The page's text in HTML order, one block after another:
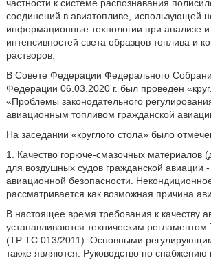
частности к системе распознавания
соединений в авиатопливе, использующей
информационные технологии при анализе и
интенсивностей света образцов топлива и
растворов.
В Совете Федерации Федерального
Федерации 06.03.2020 г. был проведен
«Проблемы законодательного
авиационным топливом гражданской
На заседании «круглого стола» было
1. Качество горюче-смазочных материалов
для воздушных судов гражданской авиации
авиационной безопасности.
рассматривается как возможная причина
В настоящее время требования к качеству
устанавливаются техническим
(TP ТС 013/2011). Основными
также являются: Руководство по снабжению